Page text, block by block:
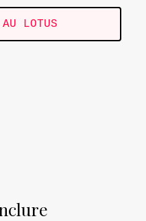
LOTUS